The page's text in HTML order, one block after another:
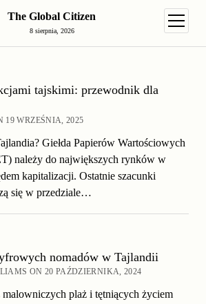
The Global Citizen
8 sierpnia, 2026
open
tajskimi: przewodnik dla
WRZEŚNIA, 2025
Giełda Papierów Wartościowych
należy do największych rynków w
kapitalizacji. Ostatnie szacunki
się w przedziale…
nomadów w Tajlandii
ON 20 PAŹDZIERNIKA, 2024
malowniczych plaż i tętniących życiem